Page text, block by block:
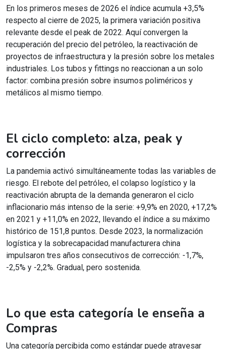
En los primeros meses de 2026 el índice acumula +3,5%
respecto al cierre de 2025, la primera variación positiva
relevante desde el peak de 2022. Aquí convergen la
recuperación del precio del petróleo, la reactivación de
proyectos de infraestructura y la presión sobre los metales
industriales. Los tubos y fittings no reaccionan a un solo
factor: combina presión sobre insumos poliméricos y
metálicos al mismo tiempo.
El ciclo completo: alza, peak y
corrección
La pandemia activó simultáneamente todas las variables de
riesgo. El rebote del petróleo, el colapso logístico y la
reactivación abrupta de la demanda generaron el ciclo
inflacionario más intenso de la serie: +9,9% en 2020, +17,2%
en 2021 y +11,0% en 2022, llevando el índice a su máximo
histórico de 151,8 puntos. Desde 2023, la normalización
logística y la sobrecapacidad manufacturera china
impulsaron tres años consecutivos de corrección: -1,7%,
-2,5% y -2,2%. Gradual, pero sostenida.
Lo que esta categoría le enseña a
Compras
Una categoría percibida como estándar puede atravesar